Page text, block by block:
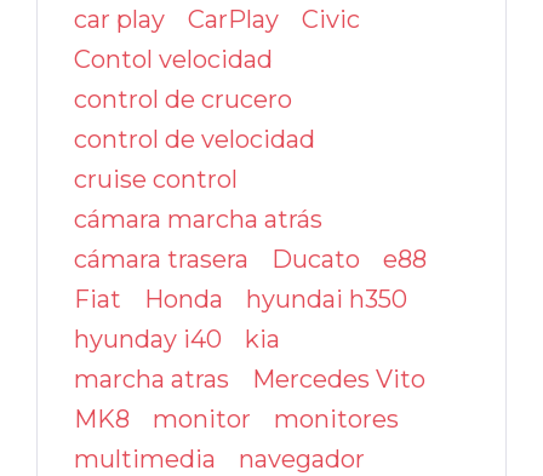
car play
CarPlay
Civic
Contol velocidad
control de crucero
control de velocidad
cruise control
cámara marcha atrás
cámara trasera
Ducato
e88
Fiat
Honda
hyundai h350
hyunday i40
kia
marcha atras
Mercedes Vito
MK8
monitor
monitores
multimedia
navegador